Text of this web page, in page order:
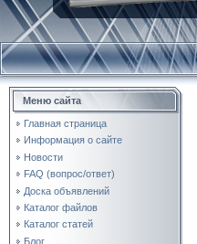
Меню сайта
Главная страница
Информация о сайте
Новости
FAQ (вопрос/ответ)
Доска объявлений
Каталог файлов
Каталог статей
Блог